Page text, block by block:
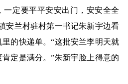
一定要平平安安出门，安安全全
安兰村驻村第一书记朱新宇边看
的快递单。“这批安兰李明天就
定是满分。”朱新宇脸上得意的